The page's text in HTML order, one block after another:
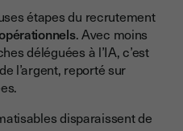
étapes du recrutement
. Avec moins
déléguées à l’IA, c’est
l’argent, reporté sur
disparaissent de